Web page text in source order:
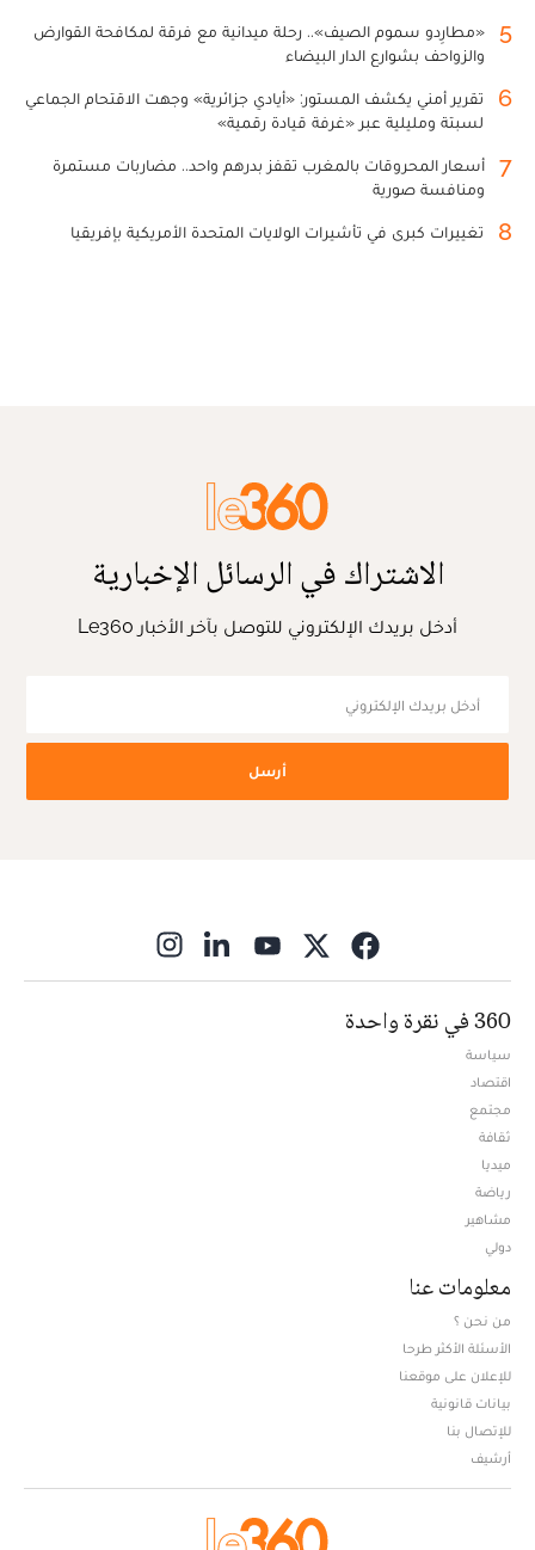
5
«مطارِدو سموم الصيف».. رحلة ميدانية مع فرقة لمكافحة القوارض
والزواحف بشوارع الدار البيضاء
6
تقرير أمني يكشف المستور: «أيادي جزائرية» وجهت الاقتحام الجماعي
لسبتة ومليلية عبر «غرفة قيادة رقمية»
7
أسعار المحروقات بالمغرب تقفز بدرهم واحد.. مضاربات مستمرة
ومنافسة صورية
8 تغييرات كبرى في تأشيرات الولايات المتحدة الأمريكية بإفريقيا
الاشتراك في الرسائل الإخبارية
أدخل بريدك الإلكتروني للتوصل بآخر الأخبار Le360
أرسل
360 في نقرة واحدة
سياسة
اقتصاد
مجتمع
ثقافة
ميديا
رياضة
مشاهير
دولي
معلومات عنا
من نحن ؟
الأسئلة الأكثر طرحا
للإعلان على موقعنا
بيانات قانونية
للإتصال بنا
أرشيف